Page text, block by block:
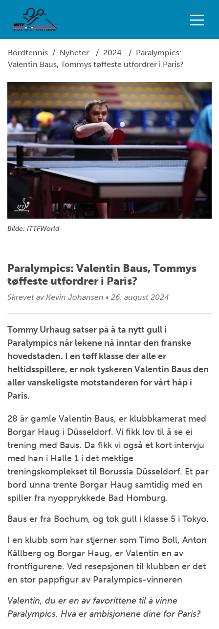
Bordtennis / Nyheter / 2024 / Paralympics:
Valentin Baus, Tommys tøffeste utfordrer i Paris?
Bilde: ITTFWorld
Paralympics: Valentin Baus, Tommys
tøffeste utfordrer i Paris?
Skrevet av Kevin Johansen • 26. august 2024
Tommy Urhaug satser på å ta nytt gull i
Paralympics når lekene nå inntar den franske
hovedstaden. I en tøff klasse der alle er
heltidsspillere, er nok tyskeren Valentin Baus den
aller vanskeligste motstanderen for vårt håp i
Paris.
28 år gamle Valentin Baus, er klubbkamerat med
Borgar Haug i Düsseldorf. Vi fikk lov til å se ei
trening med Baus. Da fikk vi også et kort intervju
med han i Halle 1 i det mektige
treningskomplekset til Borussia Düsseldorf. Et par
bord unna trente Borgar Haug samtidig med en
spiller fra nyopprykkede Bad Homburg.
Baus er fra Bochum, og tok gull i klasse 5 i Tokyo.
I en klubb som har stjerner som Timo Boll, Anton
Källberg og Borgar Haug, er Valentin en av
frontfigurene. Ved resepsjonen til klubben er det
en stor pappfigur av Paralympics-vinneren
Valentin, du er en av favorittene til å vinne
Paralympics. Hva er ambisjonene dine for Paris?